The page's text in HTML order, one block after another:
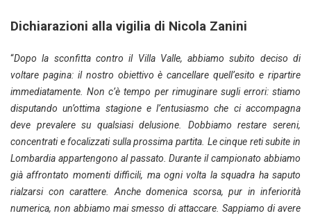
Dichiarazioni alla vigilia di Nicola Zanini
“Dopo la sconfitta contro il Villa Valle, abbiamo subito deciso di
voltare pagina: il nostro obiettivo è cancellare quell’esito e ripartire
immediatamente. Non c’è tempo per rimuginare sugli errori: stiamo
disputando un’ottima stagione e l’entusiasmo che ci accompagna
deve prevalere su qualsiasi delusione. Dobbiamo restare sereni,
concentrati e focalizzati sulla prossima partita. Le cinque reti subite in
Lombardia appartengono al passato. Durante il campionato abbiamo
già affrontato momenti difficili, ma ogni volta la squadra ha saputo
rialzarsi con carattere. Anche domenica scorsa, pur in inferiorità
numerica, non abbiamo mai smesso di attaccare. Sappiamo di avere